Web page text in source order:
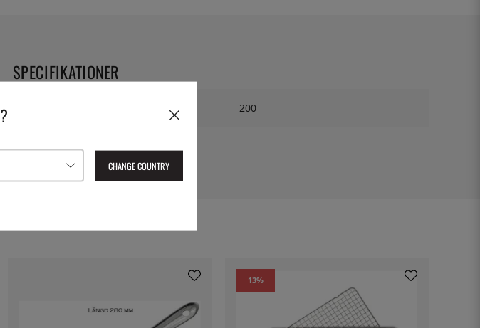
SPECIFIKATIONER
200
Lev. artikelnummer:
13%
CHANGE COUNTRY